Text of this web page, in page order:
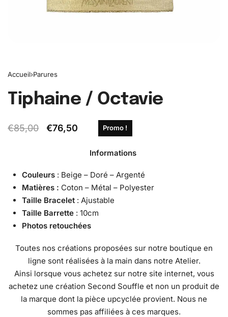
Accueil›Parures
Tiphaine / Octavie
€85,00 €76,50 Promo !
Informations
Couleurs : Beige – Doré – Argenté
Matières : Coton – Métal – Polyester
Taille Bracelet : Ajustable
Taille Barrette : 10cm
Photos retouchées
Toutes nos créations proposées sur notre boutique en
ligne sont réalisées à la main dans notre Atelier.
Ainsi lorsque vous achetez sur notre site internet, vous
achetez une création Second Souffle et non un produit de
la marque dont la pièce upcyclée provient. Nous ne
sommes pas affiliées à ces marques.